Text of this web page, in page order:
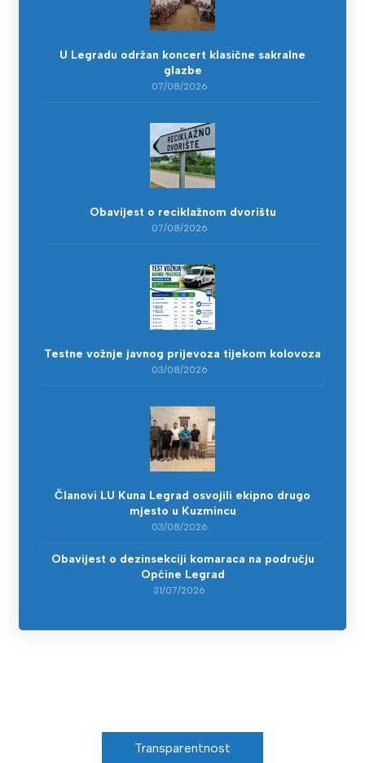
U Legradu održan koncert klasične sakralne
glazbe
07/08/2026
Obavijest o reciklažnom dvorištu
07/08/2026
Testne vožnje javnog prijevoza tijekom kolovoza
03/08/2026
Članovi LU Kuna Legrad osvojili ekipno drugo
mjesto u Kuzmincu
03/08/2026
Obavijest o dezinsekciji komaraca na području
Općine Legrad
31/07/2026
Transparentnost